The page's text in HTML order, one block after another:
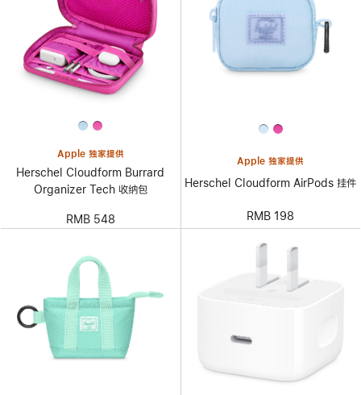
Apple 独家提供
Herschel Cloudform Burrard
Organizer Tech 收纳包
RMB 548
Apple 独家提供
Herschel Cloudform AirPods 挂件
RMB 198